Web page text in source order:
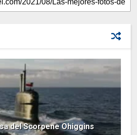
del Scorpene Ohiggins